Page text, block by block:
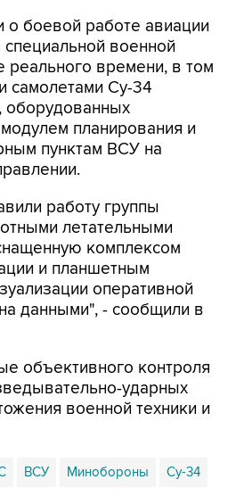
о боевой работе авиации
военной
времени, в том
самолетами Су-34
оборудованных
планирования и
пунктам ВСУ на
работу группы
летательными
комплексом
и планшетным
оперативной
данными", - сообщили в
объективного контроля
ударных
военной техники и
ВСУ Минобороны Су-34